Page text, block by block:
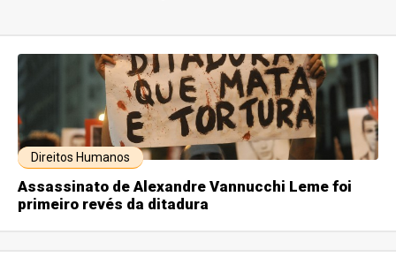
Direitos Humanos
Assassinato de Alexandre Vannucchi Leme foi
primeiro revés da ditadura